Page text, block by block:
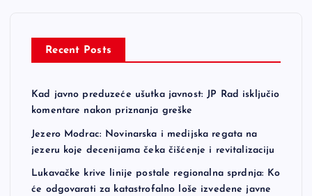
Recent Posts
Kad javno preduzeće ušutka javnost: JP Rad isključio
komentare nakon priznanja greške
Jezero Modrac: Novinarska i medijska regata na
jezeru koje decenijama čeka čišćenje i revitalizaciju
Lukavačke krive linije postale regionalna sprdnja: Ko
će odgovarati za katastrofalno loše izvedene javne